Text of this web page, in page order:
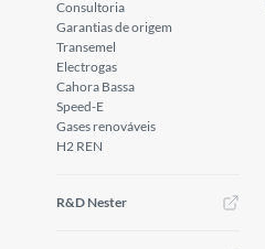
Consultoria
Garantias de origem
Transemel
Electrogas
Cahora Bassa
Speed-E
Gases renováveis
H2 REN
R&D Nester